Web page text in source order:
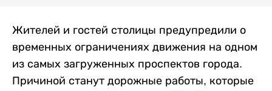
Жителей и гостей столицы предупредили о
временных ограничениях движения на одном
из самых загруженных проспектов города.
Причиной станут дорожные работы, которые